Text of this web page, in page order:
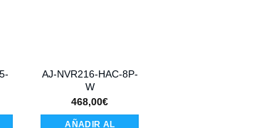
AJ-NVR216-HAC-8P-
W
468,00€
AÑADIR AL